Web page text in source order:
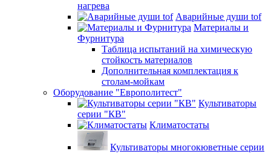
нагрева
Аварийные души tof
Материалы и
Фурнитура
Таблица испытаний на химическую
стойкость материалов
Дополнительная комплектация к
столам-мойкам
Оборудование "Европолитест"
Культиваторы
серии "КВ"
Климатостаты
Культиваторы многокюветные серии